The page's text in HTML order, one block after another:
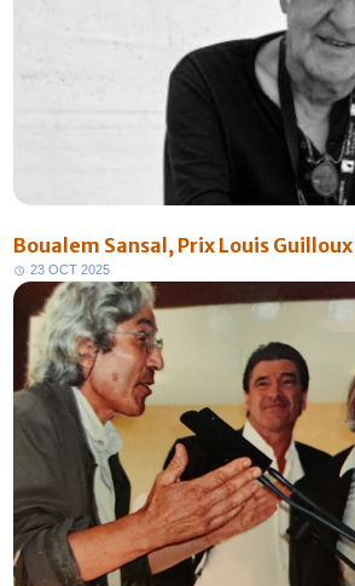
Boualem Sansal, Prix Louis
23 OCT 2025